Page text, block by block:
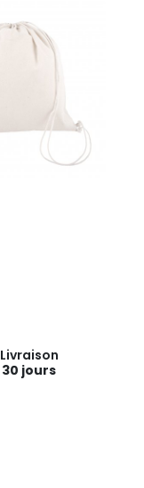
Livraison
30 jours